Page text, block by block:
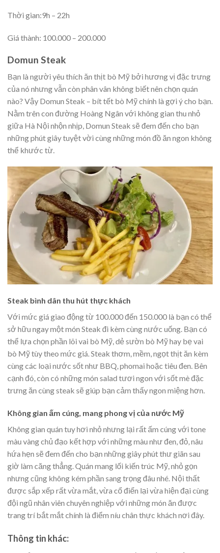
Thời gian:9h – 22h
Giá thành: 100.000 – 200.000
Domun Steak
Bạn là người yêu thích ăn thịt bò Mỹ bởi hương vị đặc trưng
của nó nhưng vẫn còn phân vân không biết nên chọn quán
nào? Vậy Domun Steak – bít tết bò Mỹ chính là gợi ý cho bạn.
Nằm trên con đường Hoàng Ngân với không gian thu nhỏ
giữa Hà Nội nhộn nhịp, Domun Steak sẽ đem đến cho bạn
những phút giây tuyệt vời cùng những món đồ ăn ngon không
thể khước từ.
Steak bình dân thu hút thực khách
Với mức giá giao động từ 100.000 đến 150.000 là bạn có thể
sở hữu ngay một món Steak đi kèm cùng nước uống. Bạn có
thể lựa chọn phần lõi vai bò Mỹ, dẻ sườn bò Mỹ hay bẹ vai
bò Mỹ tùy theo mức giá. Steak thơm, mềm, ngọt thịt ăn kèm
cùng các loại nước sốt như BBQ, phomai hoặc tiêu đen. Bên
cạnh đó, còn có những món salad tươi ngon với sốt mè đặc
trưng ăn cùng steak sẽ giúp bạn cảm thấy ngon miệng hơn.
Không gian ấm cúng, mang phong vị của nước Mỹ
Không gian quán tuy hơi nhỏ nhưng lại rất ấm cúng với tone
màu vàng chủ đạo kết hợp với những màu như đen, đỏ, nâu
hứa hẹn sẽ đem đến cho bạn những giây phút thư giãn sau
giờ làm căng thẳng. Quán mang lối kiến trúc Mỹ, nhỏ gọn
nhưng cũng không kém phần sang trọng đâu nhé. Nội thất
được sắp xếp rất vừa mắt, vừa cổ điển lại vừa hiện đại cùng
đội ngũ nhân viên chuyên nghiệp với những món ăn được
trang trí bắt mắt chính là điểm níu chân thực khách nơi đây.
Thông tin khác: